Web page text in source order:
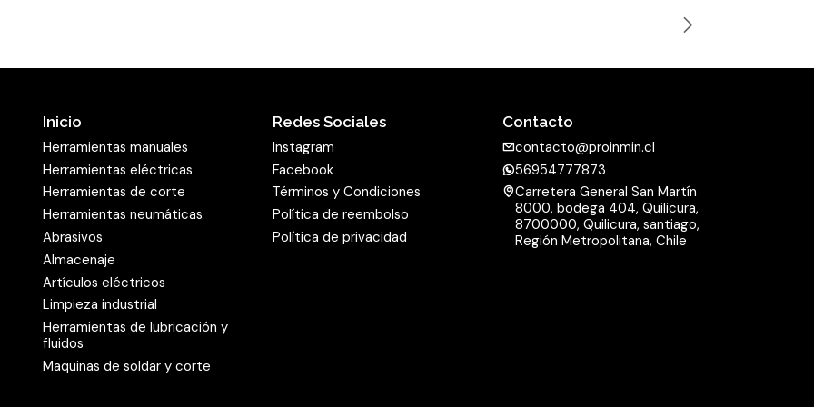
Inicio
Herramientas manuales
Herramientas eléctricas
Herramientas de corte
Herramientas neumáticas
Abrasivos
Almacenaje
Artículos eléctricos
Limpieza industrial
Herramientas de lubricación y
fluidos
Maquinas de soldar y corte
Redes Sociales
Instagram
Facebook
Términos y Condiciones
Política de reembolso
Política de privacidad
Contacto
contacto@proinmin.cl
56954777873
Carretera General San Martín
8000, bodega 404, Quilicura,
8700000, Quilicura, santiago,
Región Metropolitana, Chile